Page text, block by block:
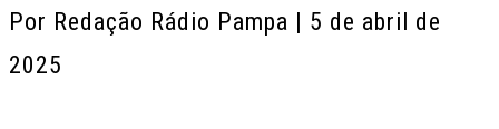
Por Redação Rádio Pampa | 5 de abril de
2025